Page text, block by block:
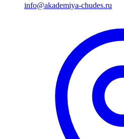
info@akademiya-chudes.ru